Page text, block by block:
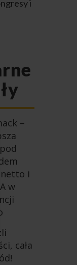
i
–
i
w
cała